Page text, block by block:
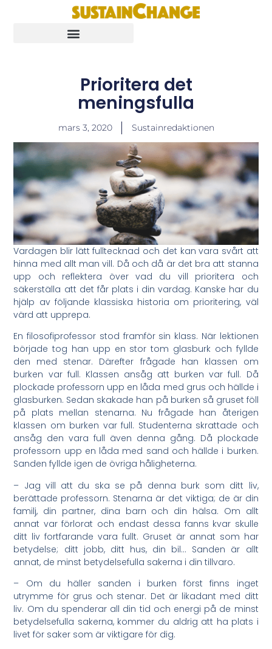
Prioritera det
meningsfulla
mars 3, 2020 Sustainredaktionen
Vardagen blir lätt fulltecknad och det kan vara svårt att
hinna med allt man vill. Då och då är det bra att stanna
upp och reflektera över vad du vill prioritera och
säkerställa att det får plats i din vardag. Kanske har du
hjälp av följande klassiska historia om prioritering, väl
värd att upprepa.
En filosofiprofessor stod framför sin klass. När lektionen
började tog han upp en stor tom glasburk och fyllde
den med stenar. Därefter frågade han klassen om
burken var full. Klassen ansåg att burken var full. Då
plockade professorn upp en låda med grus och hällde i
glasburken. Sedan skakade han på burken så gruset föll
på plats mellan stenarna. Nu frågade han återigen
klassen om burken var full. Studenterna skrattade och
ansåg den vara full även denna gång. Då plockade
professorn upp en låda med sand och hällde i burken.
Sanden fyllde igen de övriga håligheterna.
– Jag vill att du ska se på denna burk som ditt liv,
berättade professorn. Stenarna är det viktiga; de är din
familj, din partner, dina barn och din hälsa. Om allt
annat var förlorat och endast dessa fanns kvar skulle
ditt liv fortfarande vara fullt. Gruset är annat som har
betydelse; ditt jobb, ditt hus, din bil… Sanden är allt
annat, de minst betydelsefulla sakerna i din tillvaro.
– Om du häller sanden i burken först finns inget
utrymme för grus och stenar. Det är likadant med ditt
liv. Om du spenderar all din tid och energi på de minst
betydelsefulla sakerna, kommer du aldrig att ha plats i
livet för saker som är viktigare för dig.